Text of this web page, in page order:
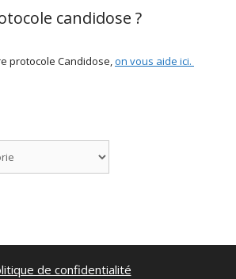
candidose ?
protocole Candidose,on vous aide ici.
de confidentialité